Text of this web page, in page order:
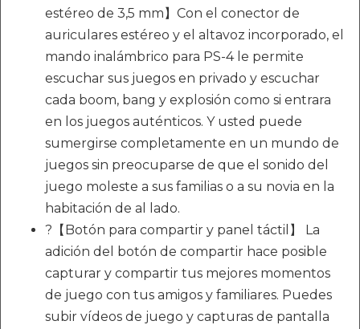
estéreo de 3,5 mm】Con el conector de
auriculares estéreo y el altavoz incorporado, el
mando inalámbrico para PS-4 le permite
escuchar sus juegos en privado y escuchar
cada boom, bang y explosión como si entrara
en los juegos auténticos. Y usted puede
sumergirse completamente en un mundo de
juegos sin preocuparse de que el sonido del
juego moleste a sus familias o a su novia en la
habitación de al lado.
?【Botón para compartir y panel táctil】 La
adición del botón de compartir hace posible
capturar y compartir tus mejores momentos
de juego con tus amigos y familiares. Puedes
subir vídeos de juego y capturas de pantalla